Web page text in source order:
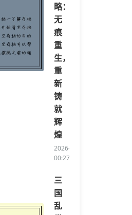
略：
无
痕
重
生，
重
新
铸
就
辉
煌
2026-04-13
00:27:21/li>
三
国
乱